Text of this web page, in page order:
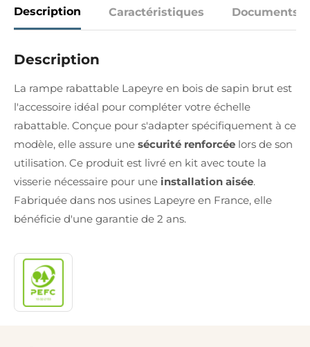
Description Caractéristiques Documents
Description
La rampe rabattable Lapeyre en bois de sapin brut est
l'accessoire idéal pour compléter votre échelle
rabattable. Conçue pour s'adapter spécifiquement à ce
modèle, elle assure une sécurité renforcée lors de son
utilisation. Ce produit est livré en kit avec toute la
visserie nécessaire pour une installation aisée.
Fabriquée dans nos usines Lapeyre en France, elle
bénéficie d'une garantie de 2 ans.